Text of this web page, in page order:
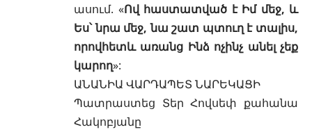
ասում. «Ով հաստատված է Իմ մեջ, և
Ես՝ նրա մեջ, նա շատ պտուղ է տալիս,
որովհետև առանց Ինձ ոչինչ անել չեք
կարող»:
ԱՆԱՆԻԱ ՎԱՐԴԱՊԵՏ ՆԱՐԵԿԱՑԻ
Պատրաստեց Տեր Հովսեփ քահանա
Հակոբյանը